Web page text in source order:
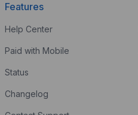
Features
Help Center
Paid with Mobile
Status
Changelog